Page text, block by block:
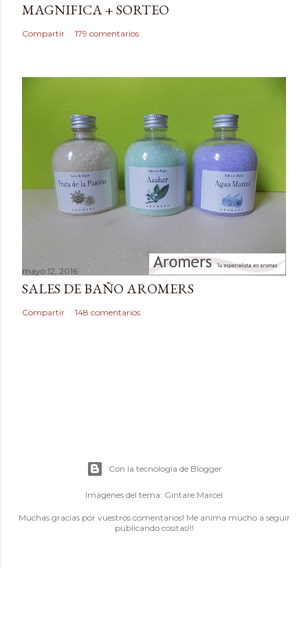
n
c
o
MAGNIFICA + SORTEO
Compartir 179 comentarios
mayo 12, 2016
SALES DE BAÑO AROMERS
Compartir 148 comentarios
Con la tecnología de Blogger
Imágenes del tema: Gintare Marcel
Muchas gracias por vuestros comentarios! Me anima mucho a seguir
publicando cositas!!!